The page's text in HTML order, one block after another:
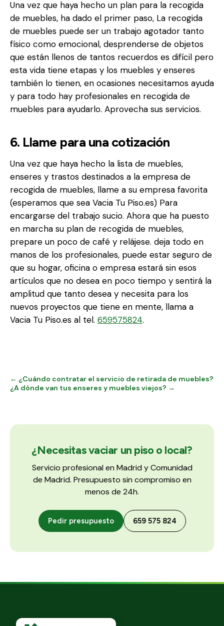
Una vez que haya hecho un plan para la recogida
de muebles, ha dado el primer paso, La recogida
de muebles puede ser un trabajo agotador tanto
físico como emocional, desprenderse de objetos
que están llenos de tantos recuerdos es difícil pero
esta vida tiene etapas y los muebles y enseres
también lo tienen, en ocasiones necesitamos ayuda
y para todo hay profesionales en recogida de
muebles para ayudarlo. Aprovecha sus servicios.
6. Llame para una cotización
Una vez que haya hecho la lista de muebles,
enseres y trastos destinados a la empresa de
recogida de muebles, llame a su empresa favorita
(esperamos que sea Vacia Tu Piso.es) Para
encargarse del trabajo sucio. Ahora que ha puesto
en marcha su plan de recogida de muebles,
prepare un poco de café y relájese. deja todo en
manos de los profesionales, puede estar seguro de
que su hogar, oficina o empresa estará sin esos
artículos que no desea en poco tiempo y sentirá la
amplitud que tanto desea y necesita para los
nuevos proyectos que tiene en mente, llama a
Vacia Tu Piso.es al tel. 659575824.
← ¿Cuándo contratar el servicio de retirada de muebles?
¿A dónde van tus enseres y muebles viejos? →
¿Necesitas vaciar un piso o local?
Servicio profesional en Madrid y Comunidad
de Madrid. Presupuesto sin compromiso en
menos de 24h.
Pedir presupuesto 659 575 824